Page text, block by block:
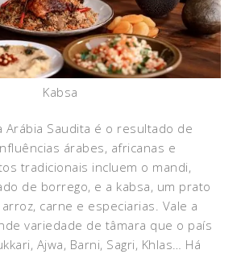
Kabsa
Arábia Saudita é o resultado de
árabes, africanas e
tradicionais incluem o mandi,
de borrego, e a kabsa, um prato
carne e especiarias. Vale a
variedade de tâmara que o país
Ajwa, Barni, Sagri, Khlas… Há